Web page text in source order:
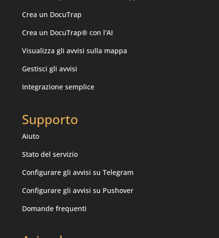
Crea un DocuTrap
Crea un DocuTrap® con l'AI
Visualizza gli avvisi sulla mappa
Gestisci gli avvisi
Integrazione semplice
Supporto
Aiuto
Stato del servizio
Configurare gli avvisi su Telegram
Configurare gli avvisi su Pushover
Domande frequenti